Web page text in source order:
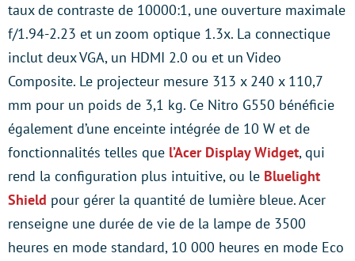
taux de contraste de 10000:1, une ouverture maximale
f/1.94-2.23 et un zoom optique 1.3x. La connectique
inclut deux VGA, un HDMI 2.0 ou et un Video
Composite. Le projecteur mesure 313 x 240 x 110,7
mm pour un poids de 3,1 kg. Ce Nitro G550 bénéficie
également d’une enceinte intégrée de 10 W et de
fonctionnalités telles que l’Acer Display Widget, qui
rend la configuration plus intuitive, ou le Bluelight
Shield pour gérer la quantité de lumière bleue. Acer
renseigne une durée de vie de la lampe de 3500
heures en mode standard, 10 000 heures en mode Eco